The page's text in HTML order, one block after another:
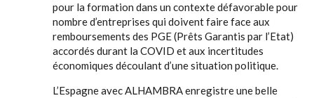
pour la formation dans un contexte défavorable pour
nombre d’entreprises qui doivent faire face aux
remboursements des PGE (Prêts Garantis par l’Etat)
accordés durant la COVID et aux incertitudes
économiques découlant d’une situation politique.
L’Espagne avec ALHAMBRA enregistre une belle